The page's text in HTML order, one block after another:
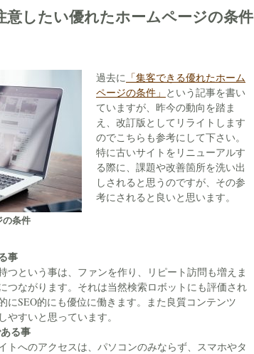
意したい優れたホームページの条件
の条件
過去に 「集客できる優れたホーム
ページの条件」 という記事を書い
ていますが、昨今の動向を踏ま
え、改訂版としてリライトします
のでこちらも参考にして下さい。
特に古いサイトをリニューアルす
る際に、課題や改善箇所を洗い出
しされると思うのですが、その参
考にされると良いと思います。
事
つという事は、ファンを作り、リピート訪問も増えま
つながります。それは当然検索ロボットにも評価され
にSEO的にも優位に働きます。また良質コンテンツ
すいと思っています。
る事
トへのアクセスは、パソコンのみならず、スマホやタ